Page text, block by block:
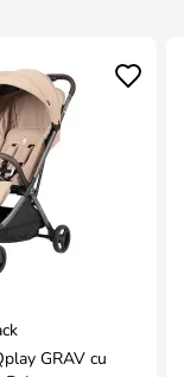
GRAV cu